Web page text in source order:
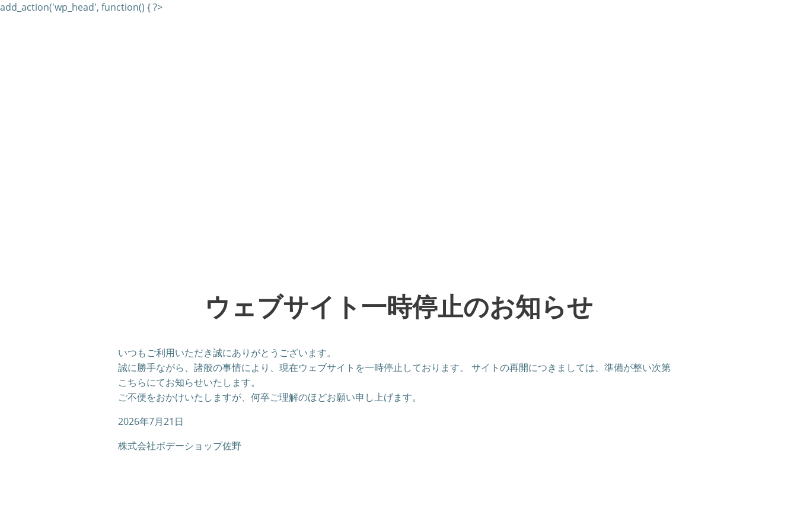
add_action('wp_head', function() { ?>
ウェブサイト一時停止のお知らせ
いつもご利用いただき誠にありがとうございます。
誠に勝手ながら、諸般の事情により、現在ウェブサイトを一時停止しております。 サイトの再開につきましては、準備が整い次第
こちらにてお知らせいたします。
ご不便をおかけいたしますが、何卒ご理解のほどお願い申し上げます。
2026年7月21日
株式会社ボデーショップ佐野